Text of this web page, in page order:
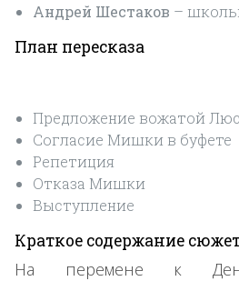
Андрей Шестаков –
План пересказа
Предложение вожатой
Согласие Мишки в буфете
Репетиция
Отказа Мишки
Выступление
Краткое содержание
На перемене к